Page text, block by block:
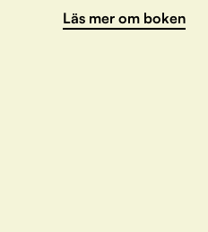
Läs mer om boken